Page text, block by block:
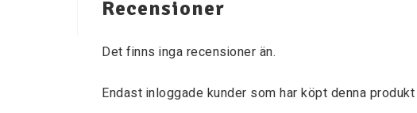
Recensioner
Det finns inga recensioner än.
Endast inloggade kunder som har köpt denna